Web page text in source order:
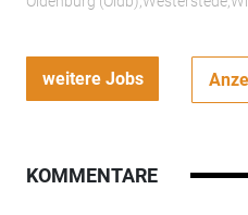
weitere Jobs
KOMMENTARE